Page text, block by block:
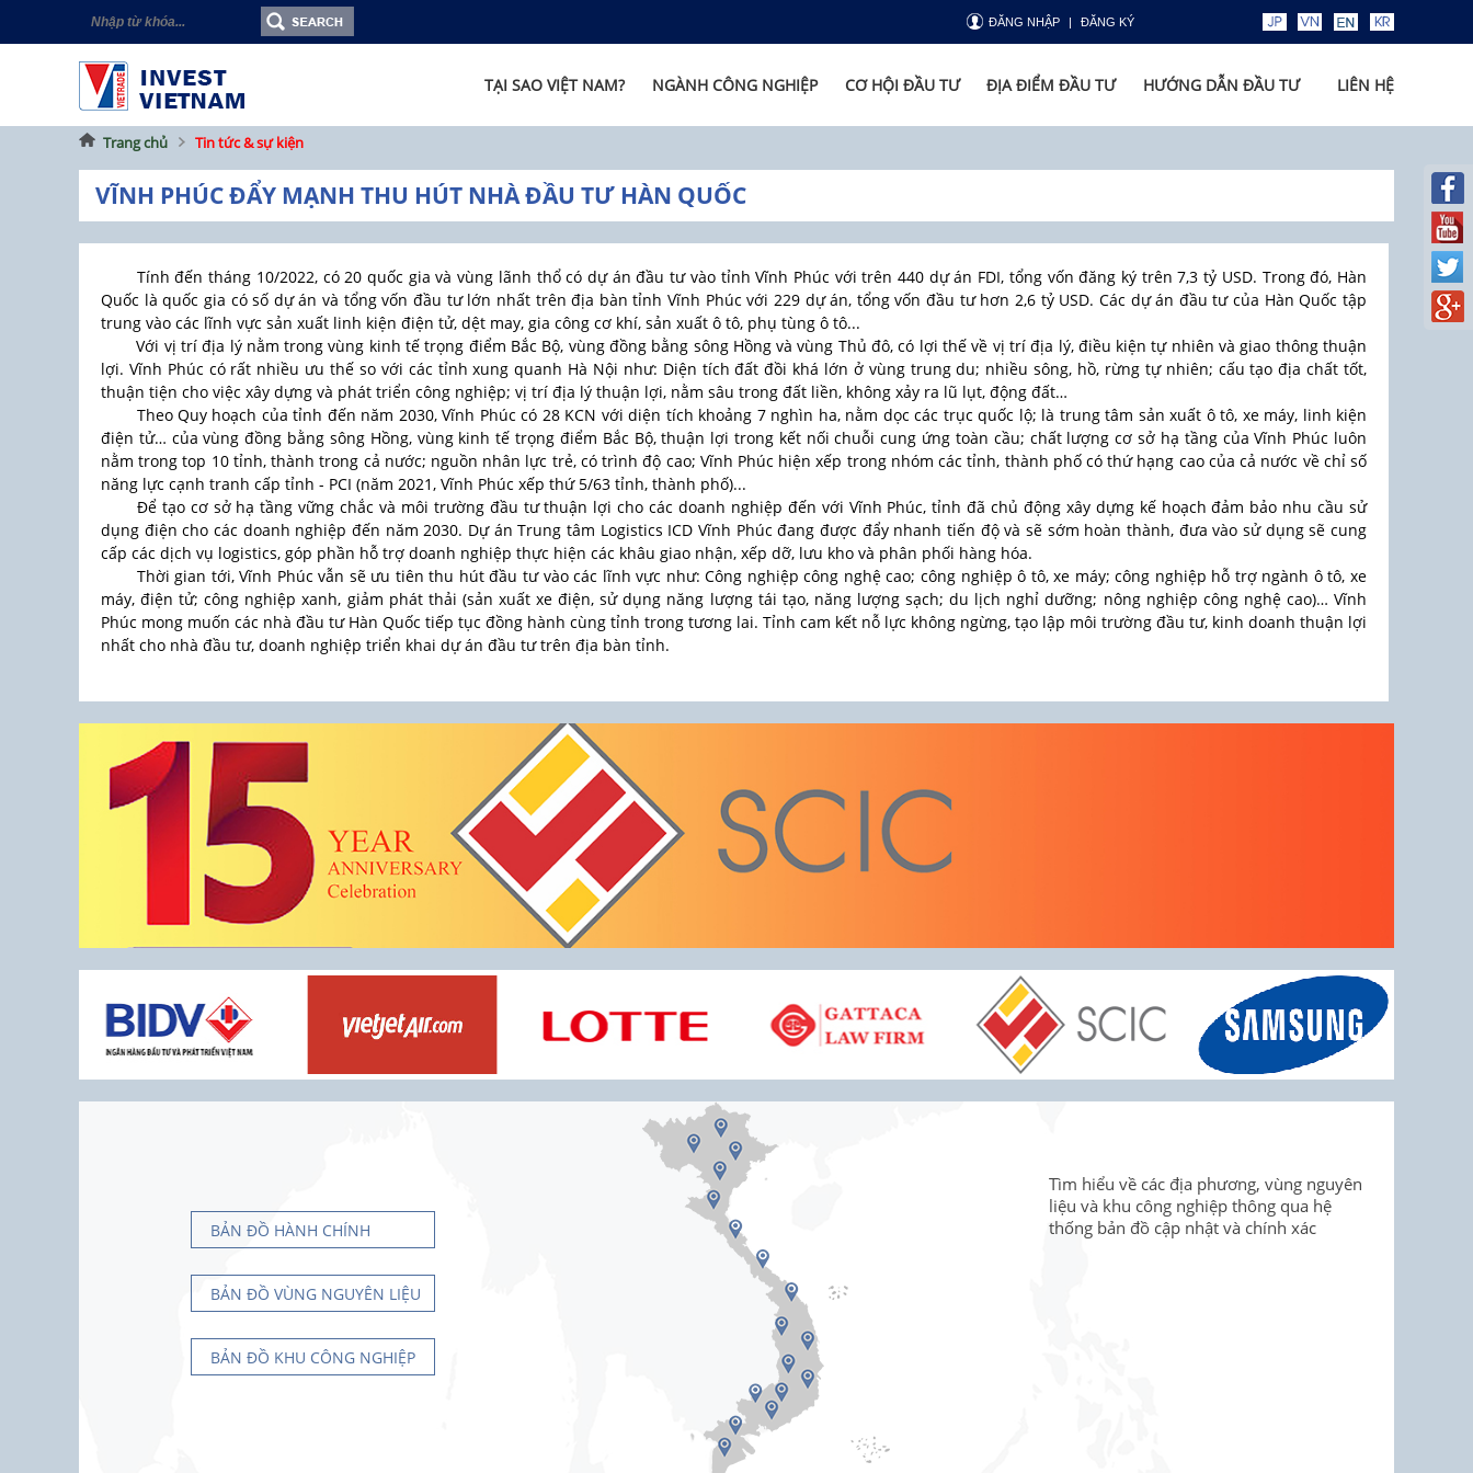
ĐĂNG NHẬP ĐĂNG KÝ
LIÊN HỆ
HƯỚNG DẪN ĐẦU TƯ
ĐỊA ĐIỂM ĐẦU TƯ
CƠ HỘI ĐẦU TƯ
NGÀNH CÔNG NGHIỆP
TẠI SAO VIỆT NAM?
Trang chủ Tin tức & sự kiện
VĨNH PHÚC ĐẨY MẠNH THU HÚT NHÀ ĐẦU TƯ HÀN QUỐC
Tính đến tháng 10/2022, có 20 quốc gia và vùng lãnh thổ có dự án đầu tư vào tỉnh Vĩnh Phúc với trên 440 dự án FDI, tổng vốn đăng ký trên 7,3 tỷ USD. Trong đó, Hàn
Quốc là quốc gia có số dự án và tổng vốn đầu tư lớn nhất trên địa bàn tỉnh Vĩnh Phúc với 229 dự án, tổng vốn đầu tư hơn 2,6 tỷ USD. Các dự án đầu tư của Hàn Quốc tập
trung vào các lĩnh vực sản xuất linh kiện điện tử, dệt may, gia công cơ khí, sản xuất ô tô, phụ tùng ô tô...
Với vị trí địa lý nằm trong vùng kinh tế trọng điểm Bắc Bộ, vùng đồng bằng sông Hồng và vùng Thủ đô, có lợi thế về vị trí địa lý, điều kiện tự nhiên và giao thông thuận
lợi. Vĩnh Phúc có rất nhiều ưu thế so với các tỉnh xung quanh Hà Nội như: Diện tích đất đồi khá lớn ở vùng trung du; nhiều sông, hồ, rừng tự nhiên; cấu tạo địa chất tốt,
thuận tiện cho việc xây dựng và phát triển công nghiệp; vị trí địa lý thuận lợi, nằm sâu trong đất liền, không xảy ra lũ lụt, động đất…
Theo Quy hoạch của tỉnh đến năm 2030, Vĩnh Phúc có 28 KCN với diện tích khoảng 7 nghìn ha, nằm dọc các trục quốc lộ; là trung tâm sản xuất ô tô, xe máy, linh kiện
điện tử… của vùng đồng bằng sông Hồng, vùng kinh tế trọng điểm Bắc Bộ, thuận lợi trong kết nối chuỗi cung ứng toàn cầu; chất lượng cơ sở hạ tầng của Vĩnh Phúc luôn
nằm trong top 10 tỉnh, thành trong cả nước; nguồn nhân lực trẻ, có trình độ cao; Vĩnh Phúc hiện xếp trong nhóm các tỉnh, thành phố có thứ hạng cao của cả nước về chỉ số
năng lực cạnh tranh cấp tỉnh - PCI (năm 2021, Vĩnh Phúc xếp thứ 5/63 tỉnh, thành phố)...
Để tạo cơ sở hạ tầng vững chắc và môi trường đầu tư thuận lợi cho các doanh nghiệp đến với Vĩnh Phúc, tỉnh đã chủ động xây dựng kế hoạch đảm bảo nhu cầu sử
dụng điện cho các doanh nghiệp đến năm 2030. Dự án Trung tâm Logistics ICD Vĩnh Phúc đang được đẩy nhanh tiến độ và sẽ sớm hoàn thành, đưa vào sử dụng sẽ cung
cấp các dịch vụ logistics, góp phần hỗ trợ doanh nghiệp thực hiện các khâu giao nhận, xếp dỡ, lưu kho và phân phối hàng hóa.
Thời gian tới, Vĩnh Phúc vẫn sẽ ưu tiên thu hút đầu tư vào các lĩnh vực như: Công nghiệp công nghệ cao; công nghiệp ô tô, xe máy; công nghiệp hỗ trợ ngành ô tô, xe
máy, điện tử; công nghiệp xanh, giảm phát thải (sản xuất xe điện, sử dụng năng lượng tái tạo, năng lượng sạch; du lịch nghỉ dưỡng; nông nghiệp công nghệ cao)… Vĩnh
Phúc mong muốn các nhà đầu tư Hàn Quốc tiếp tục đồng hành cùng tỉnh trong tương lai. Tỉnh cam kết nỗ lực không ngừng, tạo lập môi trường đầu tư, kinh doanh thuận lợi
nhất cho nhà đầu tư, doanh nghiệp triển khai dự án đầu tư trên địa bàn tỉnh.
BẢN ĐỒ HÀNH CHÍNH
BẢN ĐỒ VÙNG NGUYÊN LIỆU
BẢN ĐỒ KHU CÔNG NGHIỆP
Tìm hiểu về các địa phương, vùng nguyên
liệu và khu công nghiệp thông qua hệ
thống bản đồ cập nhật và chính xác